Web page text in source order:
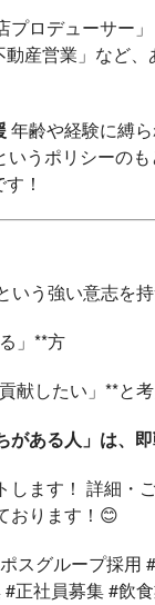
プロデューサー
産営業」など
年齢や経験に縛
うポリシーの
！
いう強い意志を
」**方
献したい」**と
がある人」は、即
します！ 詳細・
おります！😊
スグループ採用
正社員募集 #飲